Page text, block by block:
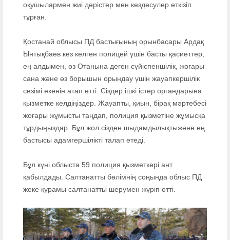
оқушылармен жиі дәрістер мен кездесулер өткізіп
тұрған.
Қостанай облысы ПД бастығының орынбасары Ардақ
Ынтықбаев кез келген полицей үшін басты қасиеттер,
ең алдымен, өз Отанына деген сүйіспеншілік, жоғары
сана және өз борышын орындау үшін жауапкершілік
сезімі екенін атап өтті. Сіздер ішкі істер органдарына
қызметке келдіңіздер. Жауапты, қиын, бірақ мәртебесі
жоғары жұмысты таңдап, полиция қызметіне жұмысқа
тұрдыңыздар. Бұл жол сізден шыдамдылықтыжәне ең
бастысы адамгершілікті талап етеді.
Бұл күні облыста 59 полиция қызметкері ант
қабылдады. Салтанатты бөлімнің соңында облыс ПД
жеке құрамы салтанатты шерумен жүріп өтті.